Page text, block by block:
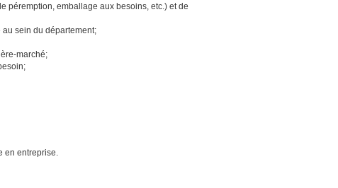
péremption, emballage aux besoins, etc.) et de
sein du département;
marché;
en entreprise.